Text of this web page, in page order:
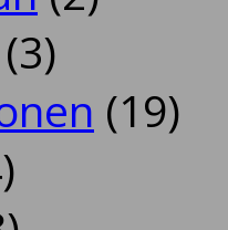
(3)
(19)